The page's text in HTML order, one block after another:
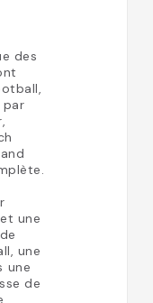
des
par
une
une
une
de